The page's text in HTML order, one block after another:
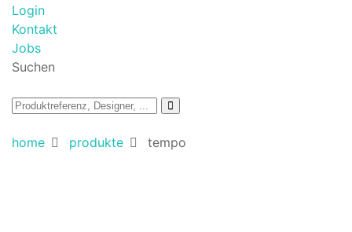
Login
Kontakt
Jobs
Suchen
home produkte tempo